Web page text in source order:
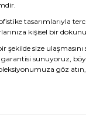
tasarımlarıyla
kişisel bir
size ulaşmasını
sunuyoruz,
göz atın,